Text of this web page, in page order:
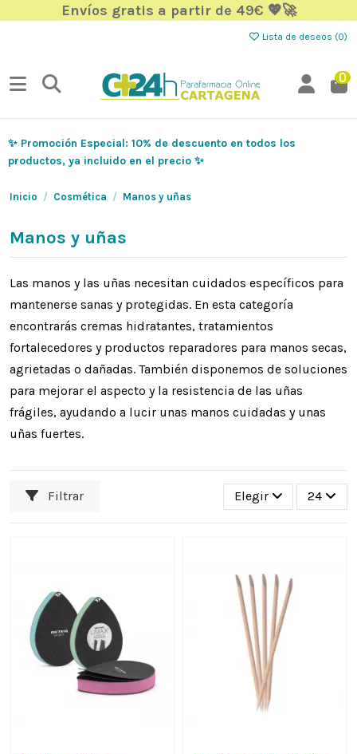
Envíos gratis a partir de 49€ 💖🚀
Lista de deseos (0)
0
✨ Promoción Especial: 10% de descuento en todos los
productos, ya incluido en el precio ✨
Inicio Cosmética Manos y uñas
Manos y uñas
Las manos y las uñas necesitan cuidados específicos para
mantenerse sanas y protegidas. En esta categoría
encontrarás cremas hidratantes, tratamientos
fortalecedores y productos reparadores para manos secas,
agrietadas o dañadas. También disponemos de soluciones
para mejorar el aspecto y la resistencia de las uñas
frágiles, ayudando a lucir unas manos cuidadas y unas
uñas fuertes.
Filtrar Elegir 24